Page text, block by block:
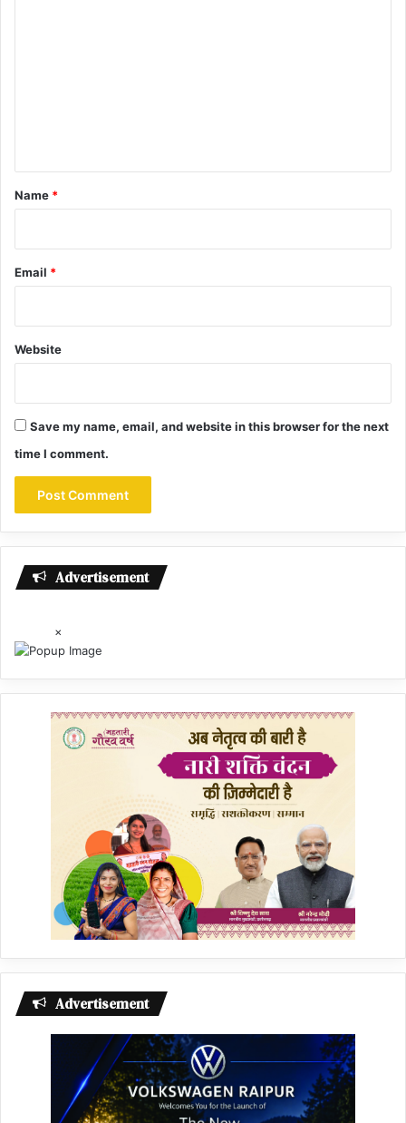
*
Name *
Email *
Website
Save my name, email, and website in this browser for the next
time I comment.
Advertisement
×
Advertisement